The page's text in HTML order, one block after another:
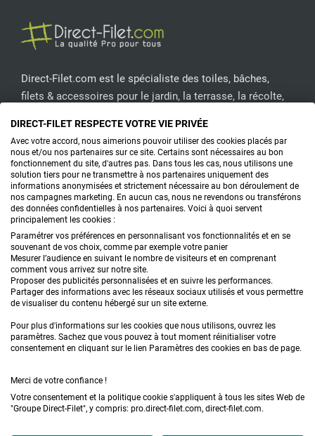
Direct-Filet.com est le spécialiste des toiles, bâches,
filets & accessoires pour le jardin, la terrasse, la récolte,
CONTACTEZ-NOUS
PRODUITS
CONSEILS
FAQ
DEMANDE DE DEVIS
Conditions générales de vente
Mentions légales
DIRECT-FILET RESPECTE VOTRE VIE PRIVÉE
Avec votre accord, nous aimerions pouvoir utiliser des cookies placés par
nous et/ou nos partenaires sur ce site. Certains sont nécessaires au bon
fonctionnement du site, d'autres pas. Dans tous les cas, nous utilisons une
solution tiers pour ne transmettre à nos partenaires uniquement des
informations anonymisées et strictement nécessaire au bon déroulement de
nos campagnes marketing. En aucun cas, nous ne revendons ou transférons
des données confidentielles à nos partenaires. Voici à quoi servent
principalement les cookies :
Paramétrer vos préférences en personnalisant vos fonctionnalités et en se
souvenant de vos choix, comme par exemple votre panier
Mesurer l’audience en suivant le nombre de visiteurs et en comprenant
comment vous arrivez sur notre site.
Proposer des publicités personnalisées et en suivre les performances.
Partager des informations avec les réseaux sociaux utilisés et vous permettre
de visualiser du contenu hébergé sur un site externe.
Pour plus d'informations sur les cookies que nous utilisons, ouvrez les
paramètres. Sachez que vous pouvez à tout moment réinitialiser votre
consentement en cliquant sur le lien Paramètres des cookies en bas de page.
Merci de votre confiance !
Votre consentement et la politique cookie s'appliquent à tous les sites Web de
"Groupe Direct-Filet", y compris: pro.direct-filet.com, direct-filet.com.